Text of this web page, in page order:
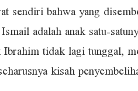
sendiri bahwa yang
adalah anak satu-
tidak lagi tunggal,
kisah